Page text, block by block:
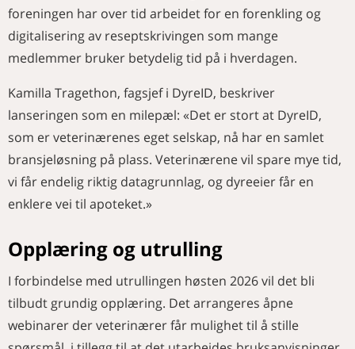
foreningen har over tid arbeidet for en forenkling og
digitalisering av reseptskrivingen som mange
medlemmer bruker betydelig tid på i hverdagen.
Kamilla Tragethon, fagsjef i DyreID, beskriver
lanseringen som en milepæl: «Det er stort at DyreID,
som er veterinærenes eget selskap, nå har en samlet
bransjeløsning på plass. Veterinærene vil spare mye tid,
vi får endelig riktig datagrunnlag, og dyreeier får en
enklere vei til apoteket.»
Opplæring og utrulling
I forbindelse med utrullingen høsten 2026 vil det bli
tilbudt grundig opplæring. Det arrangeres åpne
webinarer der veterinærer får mulighet til å stille